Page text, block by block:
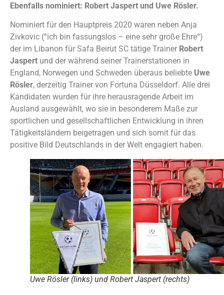
Ebenfalls nominiert: Robert Jaspert und Uwe Rösler.
Nominiert für den Hauptpreis 2020 waren neben Anja
Zivkovic (“ich bin fassungslos – eine sehr große Ehre“)
der im Libanon für Safa Beirut SC tätige Trainer Robert
Jaspert und der während seiner Trainerstationen in
England, Norwegen und Schweden überaus beliebte Uwe
Rösler, derzeitig Trainer von Fortuna Düsseldorf. Alle drei
Kandidaten wurden für ihre herausragende Arbeit im
Ausland ausgewählt, wo sie in besonderem Maße zur
sportlichen und gesellschaftlichen Entwicklung in ihren
Tätigkeitsländern beigetragen und sich somit für das
positive Bild Deutschlands in der Welt engagiert haben.
Uwe Rösler (links) und Robert Jaspert (rechts)